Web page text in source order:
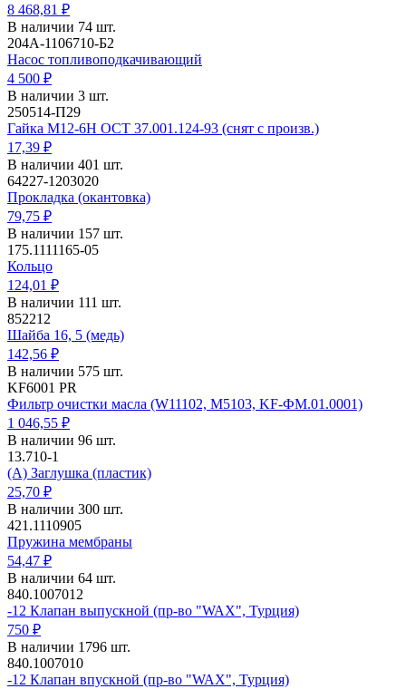
8 468,81 ₽
В наличии 74 шт.
204А-1106710-Б2
Насос топливоподкачивающий
4 500 ₽
В наличии 3 шт.
250514-П29
Гайка М12-6Н ОСТ 37.001.124-93 (снят с произв.)
17,39 ₽
В наличии 401 шт.
64227-1203020
Прокладка (окантовка)
79,75 ₽
В наличии 157 шт.
175.1111165-05
Кольцо
124,01 ₽
В наличии 111 шт.
852212
Шайба 16, 5 (медь)
142,56 ₽
В наличии 575 шт.
KF6001 PR
Фильтр очистки масла (W11102, M5103, KF-ФМ.01.0001)
1 046,55 ₽
В наличии 96 шт.
13.710-1
(А) Заглушка (пластик)
25,70 ₽
В наличии 300 шт.
421.1110905
Пружина мембраны
54,47 ₽
В наличии 64 шт.
840.1007012
-12 Клапан выпускной (пр-во "WAX", Турция)
750 ₽
В наличии 1796 шт.
840.1007010
-12 Клапан впускной (пр-во "WAX", Турция)